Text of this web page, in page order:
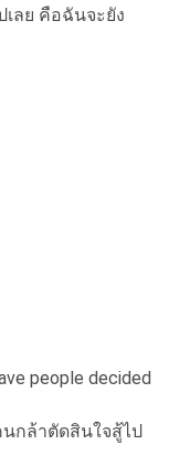
เลย คือฉันจะยัง
people decided
กล้าตัดสินใจสู้ไป